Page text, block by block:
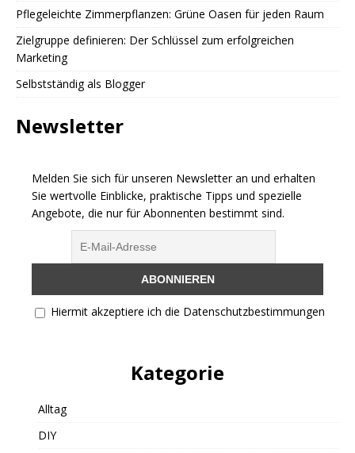
Pflegeleichte Zimmerpflanzen: Grüne Oasen für jeden Raum
Zielgruppe definieren: Der Schlüssel zum erfolgreichen
Marketing
Selbstständig als Blogger
Newsletter
Melden Sie sich für unseren Newsletter an und erhalten
Sie wertvolle Einblicke, praktische Tipps und spezielle
Angebote, die nur für Abonnenten bestimmt sind.
Hiermit akzeptiere ich die Datenschutzbestimmungen
Kategorie
Alltag
DIY